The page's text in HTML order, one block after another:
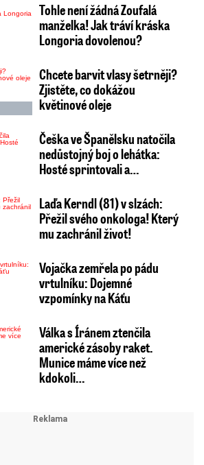
Tohle není žádná Zoufalá
manželka! Jak tráví kráska
Longoria dovolenou?
Chcete barvit vlasy šetrněji?
Zjistěte, co dokážou
květinové oleje
Češka ve Španělsku natočila
nedůstojný boj o lehátka:
Hosté sprintovali a…
Laďa Kerndl (81) v slzách:
Přežil svého onkologa! Který
mu zachránil život!
Vojačka zemřela po pádu
vrtulníku: Dojemné
vzpomínky na Káťu
Válka s Íránem ztenčila
americké zásoby raket.
Munice máme více než
kdokoli…